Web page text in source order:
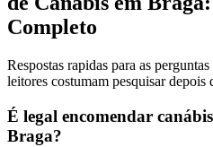
Completo
Respostas rapidas para as
leitores costumam pesquisar depois
É legal encomendar
Braga?